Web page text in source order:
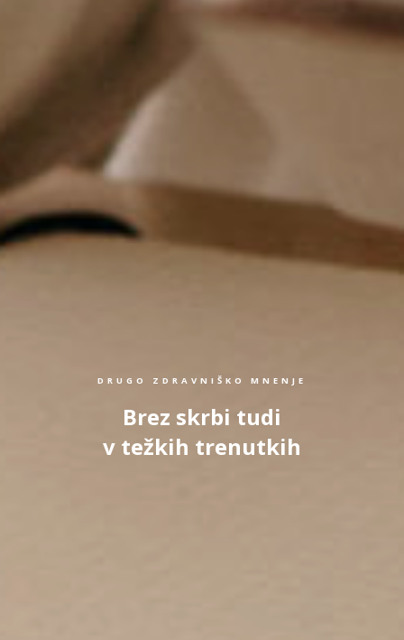
DRUGO ZDRAVNIŠKO MNENJE
Brez skrbi tudi
v težkih trenutkih